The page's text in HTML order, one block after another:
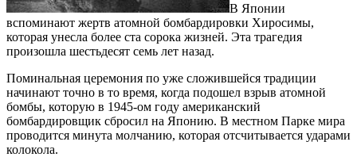
В Японии
вспоминают жертв атомной бомбардировки Хиросимы,
которая унесла более ста сорока жизней. Эта трагедия
произошла шестьдесят семь лет назад.
Поминальная церемония по уже сложившейся традиции
начинают точно в то время, когда подошел взрыв атомной
бомбы, которую в 1945-ом году американский
бомбардировщик сбросил на Японию. В местном Парке мира
проводится минута молчанию, которая отсчитывается ударами
колокола.